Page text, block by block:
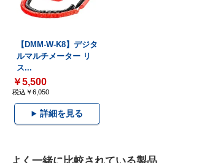
【DMM-W-K8】デジタ
ルマルチメーター リ
ス...
￥5,500
税込￥6,050
詳細を見る
よく一緒に比較されている製品